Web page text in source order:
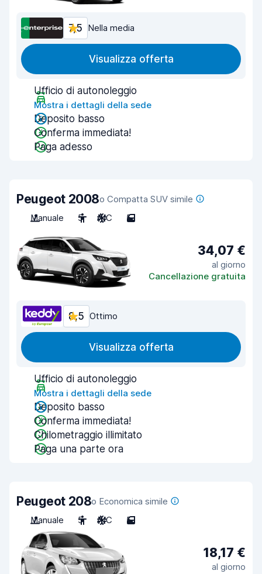
7,5 Nella media
Visualizza offerta
Ufficio di autonoleggio
Mostra i dettagli della sede
Deposito basso
Conferma immediata!
Paga adesso
Peugeot 2008o Compatta SUV simile
Manuale
5 A/C 5
34,07 €
al giorno
Cancellazione gratuita
8,5 Ottimo
Visualizza offerta
Ufficio di autonoleggio
Mostra i dettagli della sede
Deposito basso
Conferma immediata!
Chilometraggio illimitato
Paga una parte ora
Peugeot 208o Economica simile
Manuale
5 A/C 5
18,17 €
al giorno